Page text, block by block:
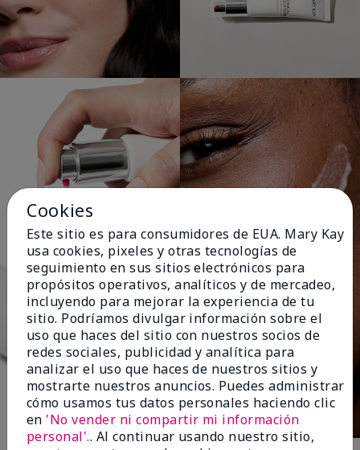
Cookies
Este sitio es para consumidores de EUA. Mary Kay
usa cookies, pixeles y otras tecnologías de
seguimiento en sus sitios electrónicos para
propósitos operativos, analíticos y de mercadeo,
incluyendo para mejorar la experiencia de tu
sitio. Podríamos divulgar información sobre el
uso que haces del sitio con nuestros socios de
redes sociales, publicidad y analítica para
analizar el uso que haces de nuestros sitios y
mostrarte nuestros anuncios. Puedes administrar
cómo usamos tus datos personales haciendo clic
en 'No vender ni compartir mi información
personal'.. Al continuar usando nuestro sitio,